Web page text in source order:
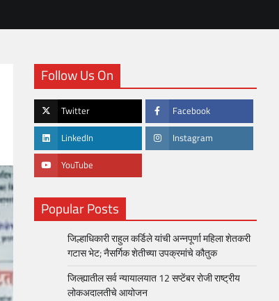
Follow Us On
Twitter Facebook
LinkedIn Instagram
YouTube
Popular Posts
जिल्हाधिकारी राहुल कर्डिले यांची अन्नपूर्णा महिला शेतकरी
गटास भेट; नैसर्गिक शेतीच्या उपक्रमांचे कौतुक
जिल्ह्यातील सर्व न्यायालयात 12 सप्टेंबर रोजी राष्ट्रीय
लोकअदालतीचे आयोजन